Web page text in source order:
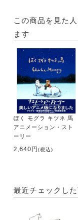
この商品を見た
ます
ぼく モグラ キツネ 馬
アニメーション・スト
ーリー
2,640円(税込)
最近チェックし